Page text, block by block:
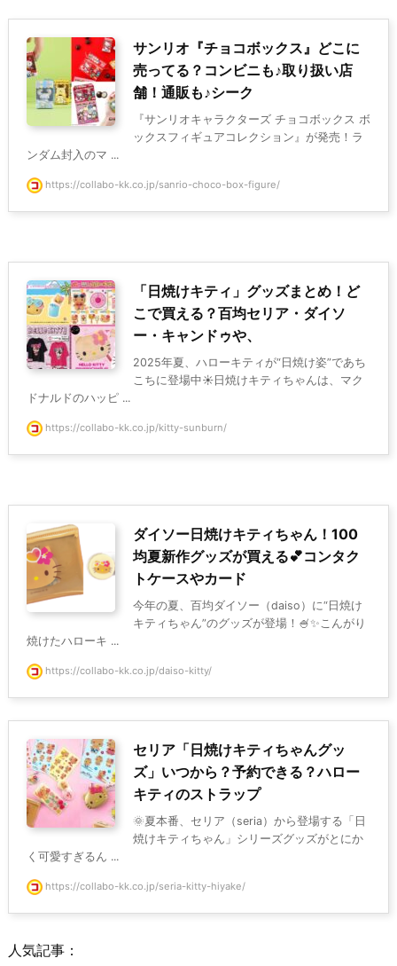
サンリオ『チョコボックス』どこに
売ってる？コンビニも♪取り扱い店
舗！通販も♪シーク
『サンリオキャラクターズ チョコボックス ボ
ックスフィギュアコレクション』が発売！ラ
ンダム封入のマ ...
https://collabo-kk.co.jp/sanrio-choco-box-figure/
「日焼けキティ」グッズまとめ！ど
こで買える？百均セリア・ダイソ
ー・キャンドゥや、
2025年夏、ハローキティが“日焼け姿”であち
こちに登場中☀️日焼けキティちゃんは、マク
ドナルドのハッピ ...
https://collabo-kk.co.jp/kitty-sunburn/
ダイソー日焼けキティちゃん！100
均夏新作グッズが買える💕コンタク
トケースやカード
今年の夏、百均ダイソー（daiso）に“日焼け
キティちゃん”のグッズが登場！🍧✨こんがり
焼けたハローキ ...
https://collabo-kk.co.jp/daiso-kitty/
セリア「日焼けキティちゃんグッ
ズ」いつから？予約できる？ハロー
キティのストラップ
🌞夏本番、セリア（seria）から登場する「日
焼けキティちゃん」シリーズグッズがとにか
く可愛すぎるん ...
https://collabo-kk.co.jp/seria-kitty-hiyake/
人気記事：